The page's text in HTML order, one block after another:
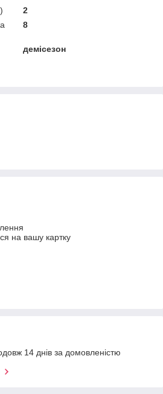
2
8
демісезон
на вашу картку
14 днів за домовленістю